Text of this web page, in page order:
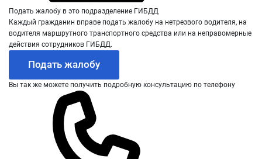
Подать жалобу в это подразделение ГИБДД
Каждый гражданин вправе подать жалобу на нетрезвого водителя, на
водителя маршрутного транспортного средства или на неправомерные
действия сотрудников ГИБДД.
Подать жалобу
Вы так же можете получить подробную консультацию по телефону